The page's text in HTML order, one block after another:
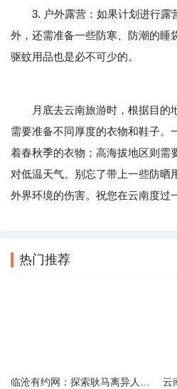
3. 户外露营：如果计划进行露
外，还需准备一些防寒、防潮的睡
驱蚊用品也是必不可少的。
月底去云南旅游时，根据目的
需要准备不同厚度的衣物和鞋子。
着春秋季的衣物；高海拔地区则需
对低温天气。别忘了带上一些防晒
外界环境的伤害。祝您在云南度过
热门推荐